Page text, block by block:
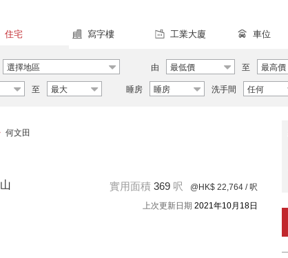
住宅 寫字樓 工業大廈 車位
選擇地區 由 最低價 至 最高價
至 最大 睡房 睡房 洗手間 任何
何文田
實用面積 369 呎 @HK$ 22,764 / 呎
上次更新日期 2021年10月18日